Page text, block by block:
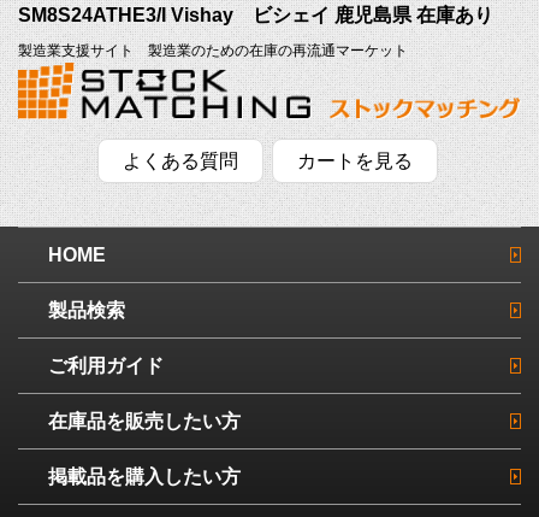
SM8S24ATHE3/I Vishay ビシェイ 鹿児島県 在庫あり
製造業支援サイト 製造業のための在庫の再流通マーケット
よくある質問 カートを見る
HOME
製品検索
ご利用ガイド
在庫品を販売したい方
掲載品を購入したい方